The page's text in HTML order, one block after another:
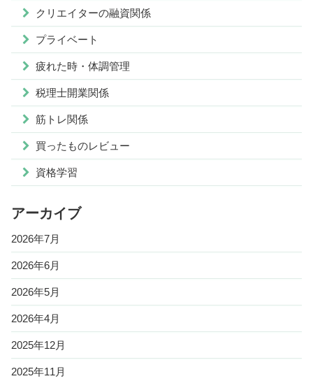
クリエイターの融資関係
プライベート
疲れた時・体調管理
税理士開業関係
筋トレ関係
買ったものレビュー
資格学習
アーカイブ
2026年7月
2026年6月
2026年5月
2026年4月
2025年12月
2025年11月